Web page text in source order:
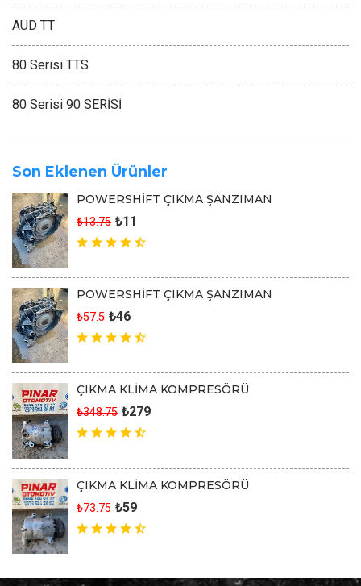
AUD TT
80 Serisi TTS
80 Serisi 90 SERİSİ
Son Eklenen Ürünler
POWERSHİFT ÇIKMA ŞANZIMAN
₺13.75 ₺11
POWERSHİFT ÇIKMA ŞANZIMAN
₺57.5 ₺46
ÇIKMA KLİMA KOMPRESÖRÜ
₺348.75 ₺279
ÇIKMA KLİMA KOMPRESÖRÜ
₺73.75 ₺59